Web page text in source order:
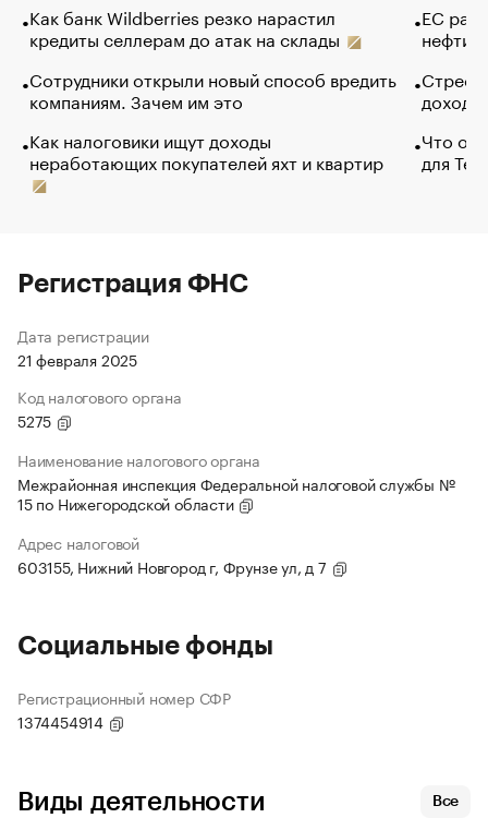
Как банк Wildberries резко нарастил
кредиты селлерам до атак на склады
Сотрудники открыли новый способ вредить
компаниям. Зачем им это
Как налоговики ищут доходы
неработающих покупателей яхт и квартир
ЕС
нефти
Что
для
Регистрация ФНС
Дата регистрации
21 февраля 2025
Код налогового органа
5275
Наименование налогового органа
Межрайонная инспекция Федеральной налоговой службы №
15 по Нижегородской области
Адрес налоговой
603155, Нижний Новгород г, Фрунзе ул, д 7
Социальные фонды
Регистрационный номер СФР
1374454914
Виды деятельности Все